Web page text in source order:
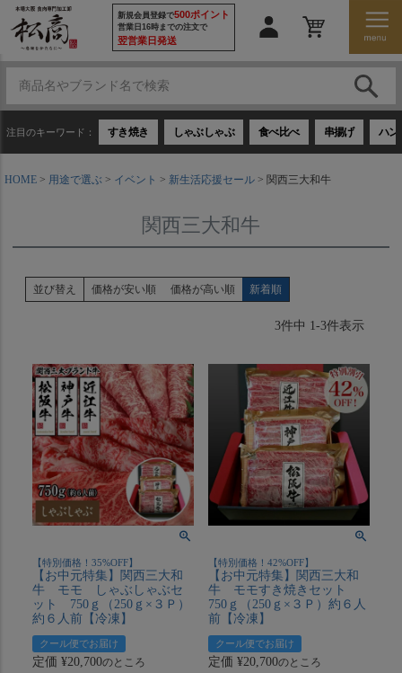
新規会員登録で500ポイント
営業日16時までの注文で
翌営業日発送
注目のキーワード： すき焼き しゃぶしゃぶ 食べ比べ 串揚げ ハン
HOME 用途で選ぶ イベント 新生活応援セール 関西三大和牛
関西三大和牛
並び替え 価格が安い順 価格が高い順 新着順
3件中 1-3件表示
【特別価格！35%OFF】
【お中元特集】関西三大和
牛 モモ しゃぶしゃぶセ
ット 750ｇ（250ｇ×３Ｐ）
約６人前【冷凍】
クール便でお届け
定価 ¥20,700のところ
【特別価格！42%OFF】
【お中元特集】関西三大和
牛 モモすき焼きセット
750ｇ（250ｇ×３Ｐ）約６人
前【冷凍】
クール便でお届け
定価 ¥20,700のところ